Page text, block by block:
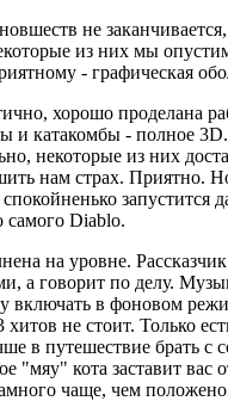
не
из них мы
- графическая
хорошо проделана
и катакомбы - полное
некоторые из них
нам страх. Приятно.
запустится
самого Diablo.
на уровне.
а говорит по делу.
включать в фоновом
не стоит. Только
в путешествие брать с
"мяу" кота заставит вас
чаще, чем